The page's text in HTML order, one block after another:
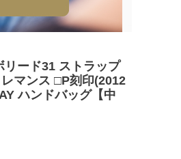
リード31 ストラップ
マンス □P刻印(2012
ハンドバッグ【中